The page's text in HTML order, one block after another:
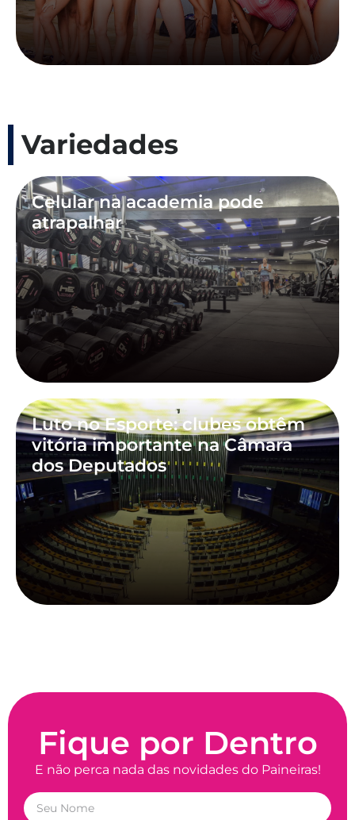
Variedades
Celular na academia pode
atrapalhar
Luto no Esporte: clubes obtêm
vitória importante na Câmara
dos Deputados
Fique por Dentro
E não perca nada das novidades do Paineiras!